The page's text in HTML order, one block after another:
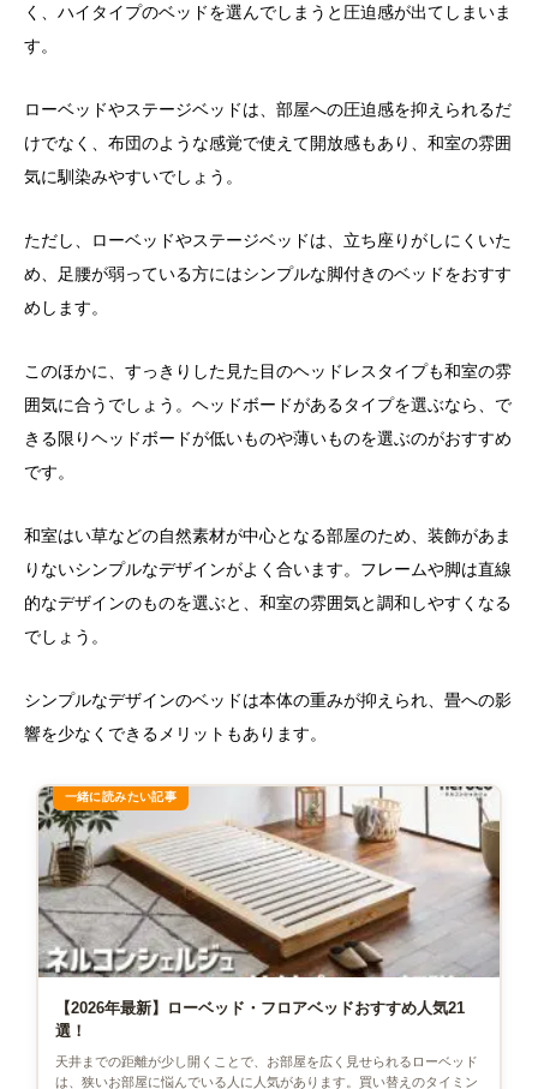
く、ハイタイプのベッドを選んでしまうと圧迫感が出てしまいま
す。
ローベッドやステージベッドは、部屋への圧迫感を抑えられるだ
けでなく、布団のような感覚で使えて開放感もあり、和室の雰囲
気に馴染みやすいでしょう。
ただし、ローベッドやステージベッドは、立ち座りがしにくいた
め、足腰が弱っている方にはシンプルな脚付きのベッドをおすす
めします。
このほかに、すっきりした見た目のヘッドレスタイプも和室の雰
囲気に合うでしょう。ヘッドボードがあるタイプを選ぶなら、で
きる限りヘッドボードが低いものや薄いものを選ぶのがおすすめ
です。
和室はい草などの自然素材が中心となる部屋のため、装飾があま
りないシンプルなデザインがよく合います。フレームや脚は直線
的なデザインのものを選ぶと、和室の雰囲気と調和しやすくなる
でしょう。
シンプルなデザインのベッドは本体の重みが抑えられ、畳への影
響を少なくできるメリットもあります。
【2026年最新】ローベッド・フロアベッドおすすめ人気21
選！
天井までの距離が少し開くことで、お部屋を広く見せられるローベッド
は、狭いお部屋に悩んでいる人に人気があります。買い替えのタイミン